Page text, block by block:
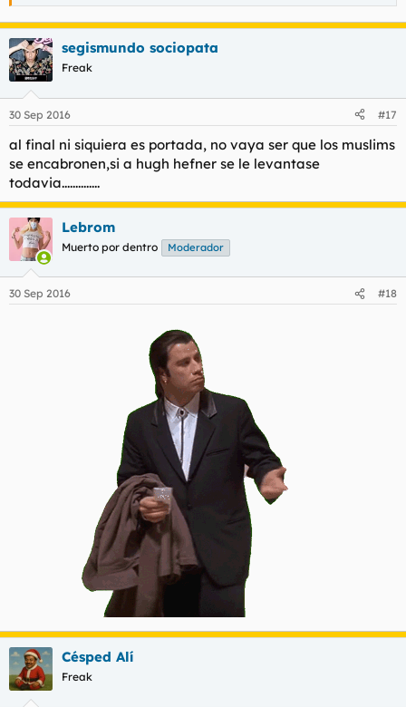
segismundo sociopata
Freak
30 Sep 2016 #17
al final ni siquiera es portada, no vaya ser que los muslims
se encabronen,si a hugh hefner se le levantase
todavia..............
Lebrom
Muerto por dentro Moderador
30 Sep 2016 #18
Césped Alí
Freak